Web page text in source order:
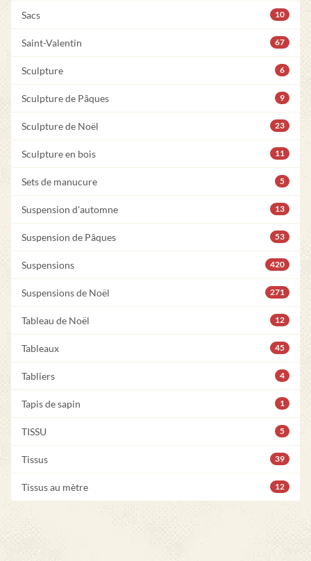
Sacs 10
Saint-Valentin 67
Sculpture 6
Sculpture de Pâques 9
Sculpture de Noël 23
Sculpture en bois 11
Sets de manucure 5
Suspension d'automne 13
Suspension de Pâques 53
Suspensions 420
Suspensions de Noël 271
Tableau de Noël 12
Tableaux 45
Tabliers 4
Tapis de sapin 1
TISSU 5
Tissus 39
Tissus au mètre 12